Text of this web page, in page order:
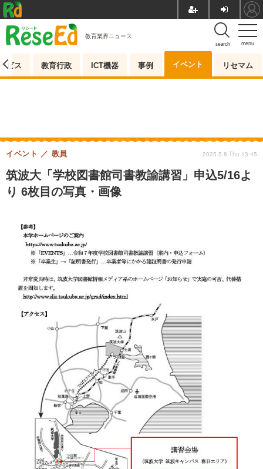
menu
search
教育業界ニュース
ビス 教育行政 ICT機器 事例 イベント リセマム
筑波大「学校図書館司書教諭講習」申込5/16よ
り 6枚目の写真・画像
イベント 教員 2025.5.8 Thu 13:45